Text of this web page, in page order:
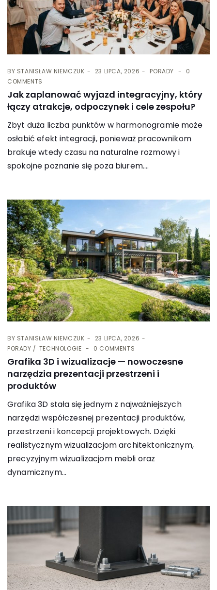
BY STANISŁAW NIEMCZUK 23 LIPCA, 2026 PORADY
0
COMMENTS
Jak zaplanować wyjazd integracyjny, który
łączy atrakcje, odpoczynek i cele zespołu?
Zbyt duża liczba punktów w harmonogramie może
osłabić efekt integracji, ponieważ pracownikom
brakuje wtedy czasu na naturalne rozmowy i
spokojne poznanie się poza biurem....
BY STANISŁAW NIEMCZUK
23 LIPCA, 2026
PORADY
TECHNOLOGIE 0 COMMENTS
Grafika 3D i wizualizacje — nowoczesne
narzędzia prezentacji przestrzeni i
produktów
Grafika 3D stała się jednym z najważniejszych
narzędzi współczesnej prezentacji produktów,
przestrzeni i koncepcji projektowych. Dzięki
realistycznym wizualizacjom architektonicznym,
precyzyjnym wizualizacjom mebli oraz
dynamicznym...